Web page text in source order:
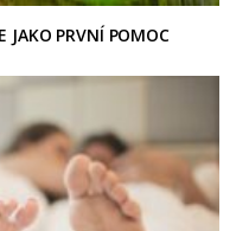
JAKO PRVNÍ POMOC